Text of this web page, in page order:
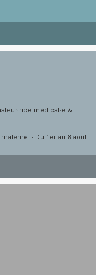
médical·e &
- Du 1er au 8 août